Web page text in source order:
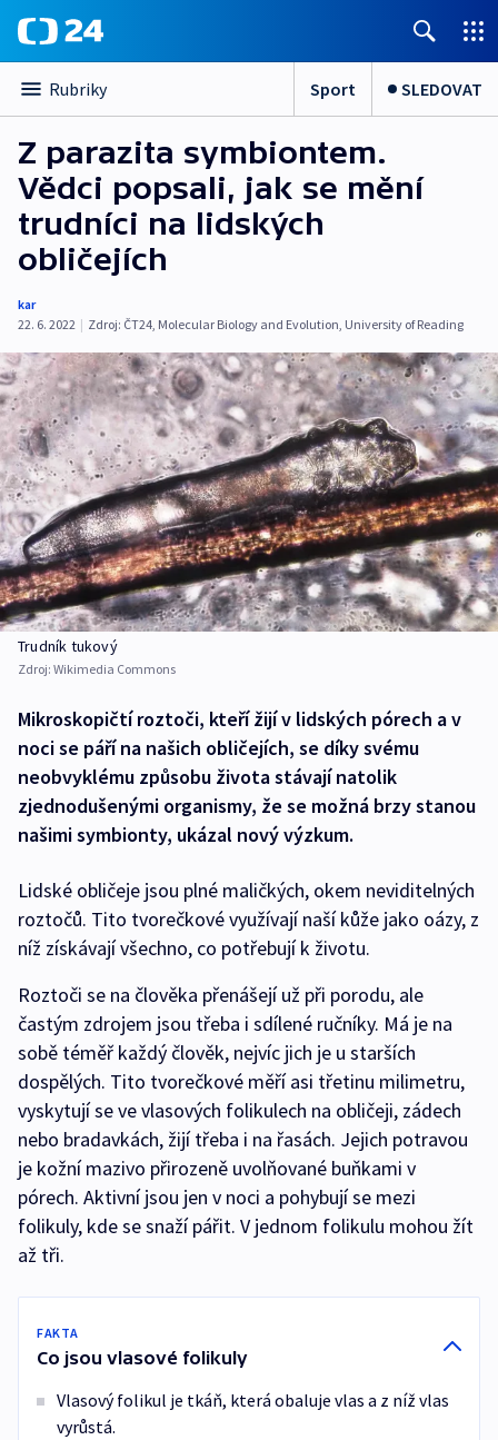
Rubriky Sport SLEDOVAT
Z parazita symbiontem.
Vědci popsali, jak se mění
trudníci na lidských
obličejích
kar
22. 6. 2022 | Zdroj: ČT24, Molecular Biology and Evolution, University of Reading
Trudník tukový
Zdroj: Wikimedia Commons
Mikroskopičtí roztoči, kteří žijí v lidských pórech a v
noci se páří na našich obličejích, se díky svému
neobvyklému způsobu života stávají natolik
zjednodušenými organismy, že se možná brzy stanou
našimi symbionty, ukázal nový výzkum.
Lidské obličeje jsou plné maličkých, okem neviditelných
roztočů. Tito tvorečkové využívají naší kůže jako oázy, z
níž získávají všechno, co potřebují k životu.
Roztoči se na člověka přenášejí už při porodu, ale
častým zdrojem jsou třeba i sdílené ručníky. Má je na
sobě téměř každý člověk, nejvíc jich je u starších
dospělých. Tito tvorečkové měří asi třetinu milimetru,
vyskytují se ve vlasových folikulech na obličeji, zádech
nebo bradavkách, žijí třeba i na řasách. Jejich potravou
je kožní mazivo přirozeně uvolňované buňkami v
pórech. Aktivní jsou jen v noci a pohybují se mezi
folikuly, kde se snaží pářit. V jednom folikulu mohou žít
až tři.
FAKTA
Co jsou vlasové folikuly
Vlasový folikul je tkáň, která obaluje vlas a z níž vlas
vyrůstá.